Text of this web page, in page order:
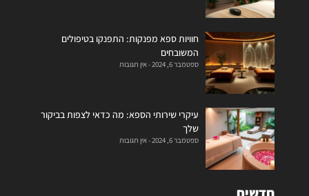
חוויות ספא מפנקות: התפנקו בטיפולים
המשובחים
ספטמבר 6, 2024 אין תגובות
עיקרי שירותי הספא: מה כדאי לצפות בביקור
שלך
ספטמבר 6, 2024 אין תגובות